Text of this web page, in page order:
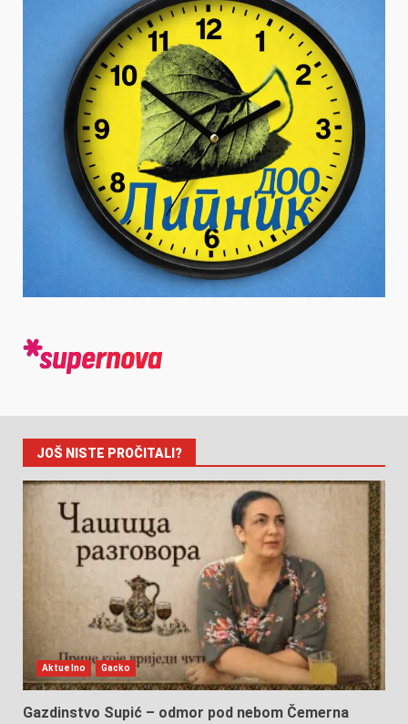
JOŠ NISTE PROČITALI?
Aktuelno Gacko
Gazdinstvo Supić – odmor pod nebom Čemerna